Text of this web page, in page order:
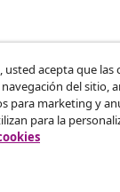
usted acepta que las
del sitio,
para marketing y
para la